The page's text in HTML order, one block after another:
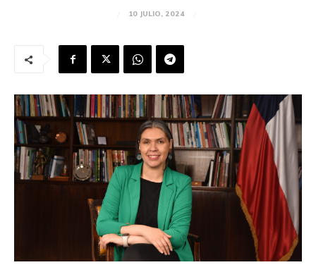
10 JULIO, 2024